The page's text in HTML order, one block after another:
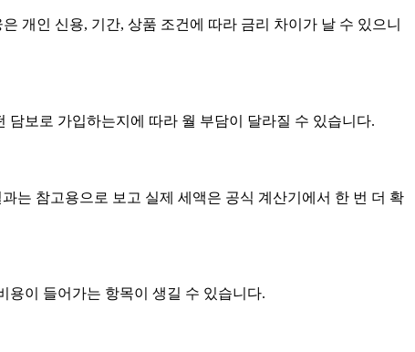
개인 신용, 기간, 상품 조건에 따라 금리 차이가 날 수 있으니
담보로 가입하는지에 따라 월 부담이 달라질 수 있습니다.
는 참고용으로 보고 실제 세액은 공식 계산기에서 한 번 더 확
용이 들어가는 항목이 생길 수 있습니다.